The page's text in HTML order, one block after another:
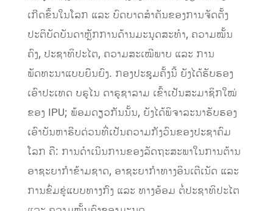
ເກີດຂຶ້ນໃນໂລກ ແລະ ບົດບາດສຳຄັນຂອງການຈັດຕັ້ງ
ປະຕິບັດບັນດາຫຼັກການດ້ານມະນຸດສະທຳ, ຄວາມໝັ້ນ
ຄົງ, ປະຊາທິປະໄຕ, ຄວາມສະເໝີພາບ ແລະ ການ
ພັດທະນາແບບຍືນຍົງ. ກອງປະຊຸມຄັ້ງນີ້ ຍັງໄດ້ຮັບຮອງ
ເອົາປະເທດ ບຣູໄນ ດາຣູຊາລາມ ເຂົ້າເປັນສະມາຊິກໃໝ່
ຂອງ IPU; ພ້ອມດຽວກັນນັ້ນ, ຍັງໄດ້ພິຈາລະນາຮັບຮອງ
ເອົາບັນຫາຮີບດ່ວນທີ່ເປັນຄວາມກັງວົນຂອງປະຊາຄົມ
ໂລກ ຄື: ການດຳເນີນການຂອງລັດຖະສະພາ​ໃນການຕ້ານ​
ອາຊະຍາ​ກຳ​ຂ້າມ​ຊາດ, ອາຊະຍາ​ກຳ​ທາງ​ອິນ​ເຕີ​ເນັດ ​ແລະ
ການ​ຂົ່ມຂູ່​ແບບ​ທາງກົງ ແລະ ທາງອ້ອມ ​ຕໍ່​ປະຊາທິປະ​ໄຕ ​